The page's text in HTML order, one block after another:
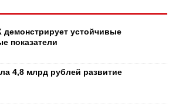
демонстрирует устойчивые
показатели
4,8 млрд рублей развитие